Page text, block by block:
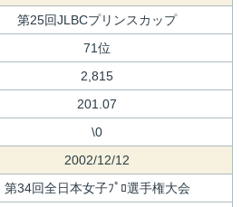
第25回JLBCプリンスカップ
71位
2,815
201.07
\0
2002/12/12
第34回全日本女子ﾌﾟﾛ選手権大会